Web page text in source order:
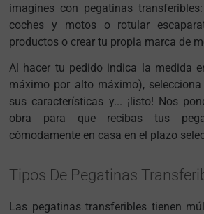
imagines con pegatinas
coches y motos o rotular
productos o crear tu propia marca de
Al hacer tu pedido indica la medida
máximo por alto máximo),
sus características y... ¡listo! Nos
obra para que recibas tus
cómodamente en casa en el plazo
Tipos De Pegatinas
Las pegatinas transferibles tienen